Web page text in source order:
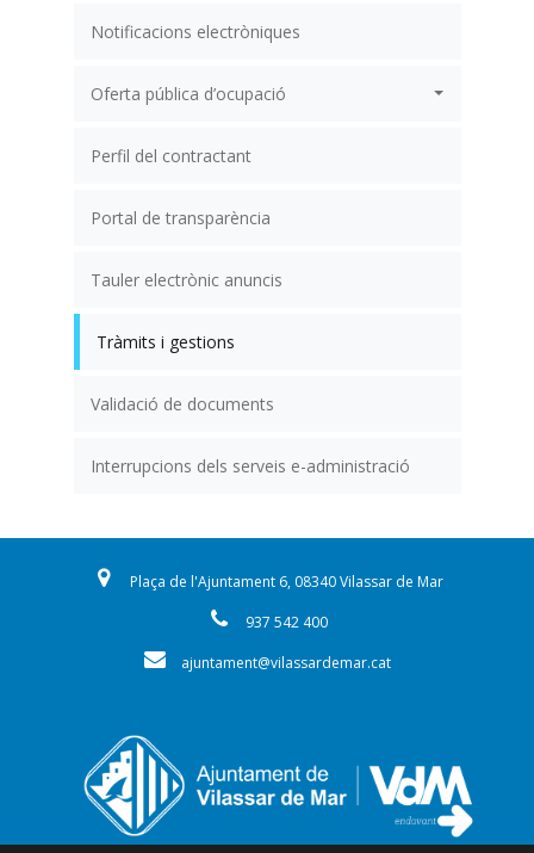
Notificacions electròniques
Oferta pública d’ocupació
Perfil del contractant
Portal de transparència
Tauler electrònic anuncis
Tràmits i gestions
Validació de documents
Interrupcions dels serveis e-administració
Plaça de l'Ajuntament 6, 08340 Vilassar de Mar
937 542 400
ajuntament@vilassardemar.cat